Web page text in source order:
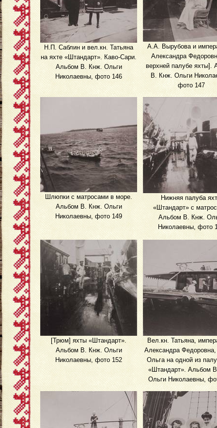
Н.П. Саблин и вел.кн. Татьяна
на яхте «Штандарт». Каво-Сари.
Альбом В. Кнж. Ольги
Николаевны, фото 146
А.А. Вырубова и
Александра
верхней палубе яхты].
В. Кнж. Ольги
фото 147
Шлюпки с матросами в море.
Альбом В. Кнж. Ольги
Николаевны, фото 149
Нижняя палуба
«Штандарт» с
Альбом В. Кнж.
Николаевны, фото
[Трюм] яхты «Штандарт».
Альбом В. Кнж. Ольги
Николаевны, фото 152
Вел.кн. Татьяна,
Александра Федоровна,
Ольга на одной из
«Штандарт». Альбом
Ольги Николаевны,